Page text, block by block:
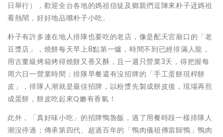
日舉行），歡迎全台各地的媽祖信徒及鄉親們逗陣來朴子迓媽祖
看熱鬧，好好地品嚐朴子小吃。
朴子有許多連在地人排隊也要吃的老店，像是配天宮廟口的「老
豆漿店」，燒餅每天早上8點第一爐，時間不到已經排滿人龍，
用古董級烤箱烤得燒餅又香又酥，且一週只營業3天，得把握每
周六日一營業時間；排隊早餐還有沒招牌的「手工蛋餅現桿餅
皮」，排隊人潮就是最佳招牌，以粉漿先製成餅皮後，現場再煎
成蛋餅，餅皮吃起來Q嫩有香氣！
此外，「真好味小吃」的招牌鴨魯飯，過了用餐時段一樣排隊人
潮沒停過；傳承第四代、超過百年的「鴨肉儀祖傳當歸鴨」鴨肉